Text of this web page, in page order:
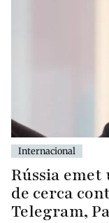
Internacional
Rússia
de cerca
Telegram,